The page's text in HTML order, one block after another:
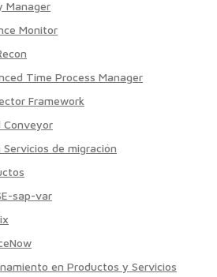
Manager
Monitor
Time Process Manager
Framework
Conveyor
Servicios de migración
sap-var
en Productos y Servicios